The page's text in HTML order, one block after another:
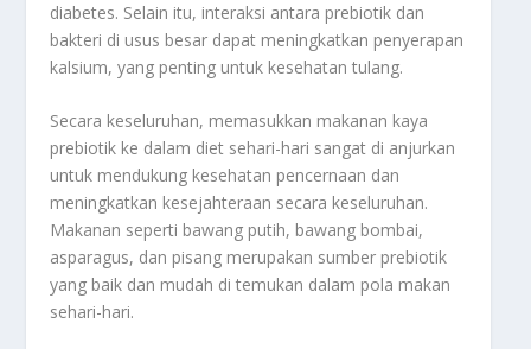
diabetes. Selain itu, interaksi antara prebiotik dan
bakteri di usus besar dapat meningkatkan penyerapan
kalsium, yang penting untuk kesehatan tulang.
Secara keseluruhan, memasukkan makanan kaya
prebiotik ke dalam diet sehari-hari sangat di anjurkan
untuk mendukung kesehatan pencernaan dan
meningkatkan kesejahteraan secara keseluruhan.
Makanan seperti bawang putih, bawang bombai,
asparagus, dan pisang merupakan sumber prebiotik
yang baik dan mudah di temukan dalam pola makan
sehari-hari.